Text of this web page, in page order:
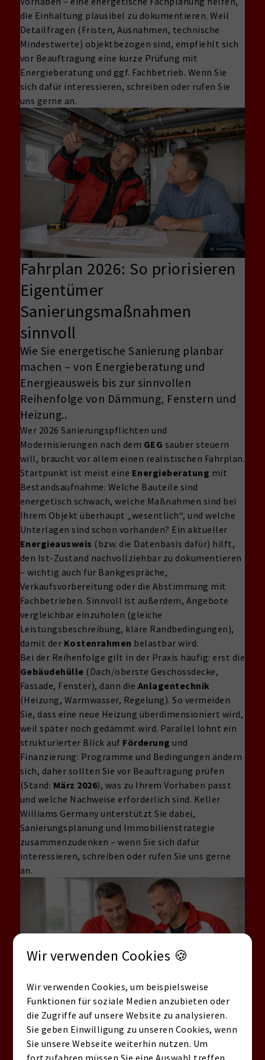
die Einhaltung plausibel zu dokumentieren. Weil
Detailfragen (Fristen, Ausnahmen, technische
Mindestwerte) objektbezogen sind, empfiehlt sich
vor Beauftragung eine kurze Prüfung mit
Energieberatung und ggf. Fachbetrieb. Wenn Sie
sich dafür interessieren, schreiben oder rufen Sie
uns gerne an.
Fahrplan 2026: So priorisieren
Eigentümer
Sanierungsmaßnahmen
sinnvoll
Wie Sie energetische Sanierung planbar
machen – von Energieberatung und
Energieausweis bis zur sinnvollen
Reihenfolge von Dämmung, Fenstern und
Heizung..
Wer 2026 Sanierungspflichten und
Modernisierungen nach dem GEG sauber steuern
will, braucht vor allem einen realistischen Fahrplan.
Startpunkt ist meist eine Energieberatung mit
Bestandsaufnahme: Welche Bauteile sind
energetisch schwach, welche Maßnahmen sind bei
Ihrem Objekt überhaupt „wesentlich“, und welche
Unterlagen sind schon vorhanden? Ein aktueller
Energieausweis (bzw. die Datenbasis dafür) hilft,
den Ist-Zustand nachvollziehbar zu dokumentieren
– wichtig auch für Bankgespräche,
Verkaufsvorbereitung oder die Abstimmung mit
Fachbetrieben. Sinnvoll ist außerdem, Angebote
vergleichbar einzuholen (gleiche
Leistungsbeschreibung, klare Randbedingungen),
damit der Kostenrahmen belastbar wird.
Bei der Reihenfolge gilt in der Praxis häufig: erst die
Gebäudehülle (Dach/oberste Geschossdecke,
Fassade, Fenster), dann die Anlagentechnik
(Heizung, Warmwasser, Regelung). So vermeiden
Sie, dass eine neue Heizung überdimensioniert wird,
weil später noch gedämmt wird. Parallel lohnt ein
strukturierter Blick auf Förderung und
Finanzierung: Programme und Bedingungen ändern
sich, daher sollten Sie vor Beauftragung prüfen
(Stand: März 2026), was zu Ihrem Vorhaben passt
und welche Nachweise erforderlich sind. Keller
Williams Germany unterstützt Sie dabei,
Sanierungsplanung und Immobilienstrategie
zusammenzudenken – wenn Sie sich dafür
interessieren, schreiben oder rufen Sie uns gerne
an.
Sanierung &
Wir verwenden Cookies 🍪
Wir verwenden Cookies, um beispielsweise
Funktionen für soziale Medien anzubieten oder
die Zugriffe auf unsere Website zu analysieren.
Sie geben Einwilligung zu unseren Cookies, wenn
Sie unsere Webseite weiterhin nutzen. Um